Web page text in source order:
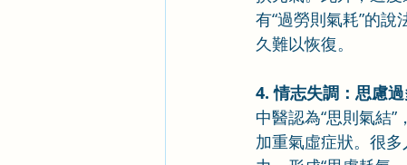
有“過勞則氣耗”的
久難以恢復。
4. 情志失調：思慮
中醫認為“思則氣結
加重氣虛症狀。很